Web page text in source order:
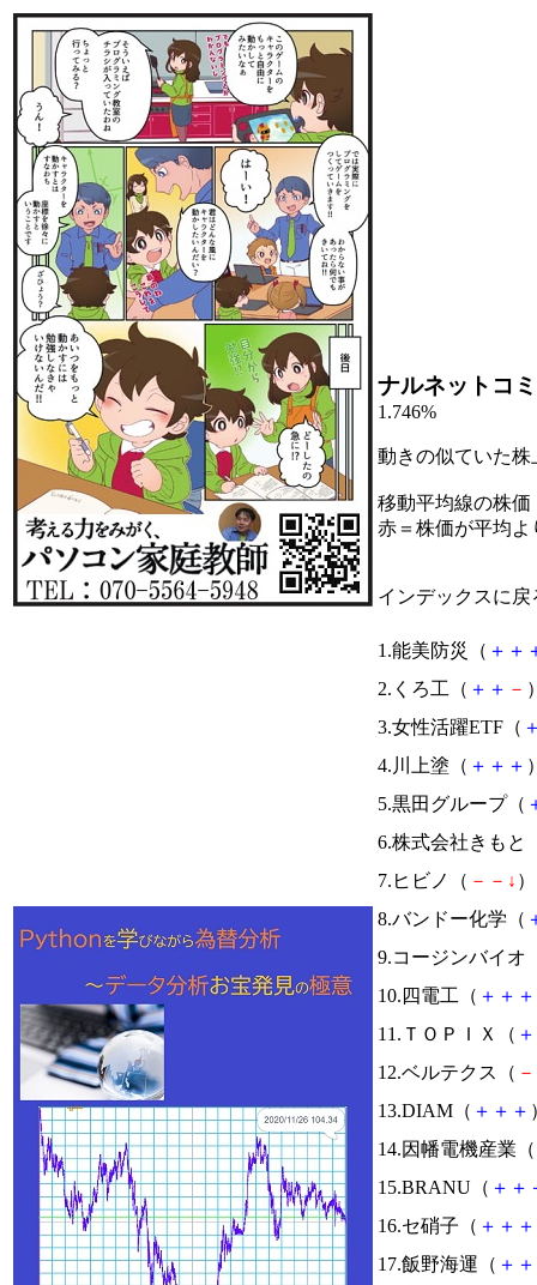
ナルネットコ
1.746%
動きの似ていた
移動平均線の株価
赤＝株価が平均
インデックスに戻
1.能美防災（ ＋ ＋
2.くろ工（ ＋ ＋ －
3.女性活躍ETF（
4.川上塗（ ＋ ＋ ＋
5.黒田グループ（
6.株式会社きもと
7.ヒビノ（ － － ↓
8.バンドー化学（
9.コージンバイオ
10.四電工（ ＋ ＋ ＋
11.ＴＯＰＩＸ（ ＋
12.ベルテクス（ －
13.DIAM（ ＋ ＋ ＋
14.因幡電機産業（
15.BRANU（ ＋ ＋
16.セ硝子（ ＋ ＋ ＋
17.飯野海運（ ＋ ＋